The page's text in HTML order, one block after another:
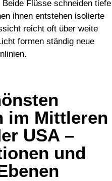
Flüsse schneiden tiefe
ihnen entstehen isolierte
reicht oft über weite
formen ständig neue
im Mittleren
USA –
und